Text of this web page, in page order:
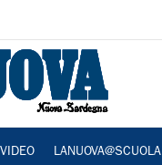
VIDEO LANUOVA@SCUOLA